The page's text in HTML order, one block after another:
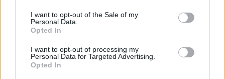
I want to opt-out of the Sale of my
Personal Data.
Opted In
I want to opt-out of processing my
Personal Data for Targeted Advertising.
Opted In